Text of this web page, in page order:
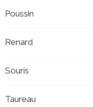
Poussin
Renard
Souris
Taureau